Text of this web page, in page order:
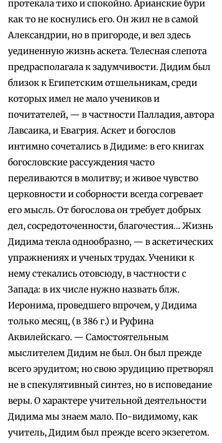
протекала тихо и спокойно. Арианские бури
как то не коснулись его. Он жил не в самой
Александрии, но в пригороде, и вел здесь
уединенную жизнь аскета. Телесная слепота
предрасполагала к задумчивости. Дидим был
близок к Египетским отшельникам, среди
которых имел не мало учеников и
почитателей, — в частности Палладия, автора
Лавсаика, и Евагрия. Аскет и богослов
интимно сочетались в Дидиме: в его книгах
богословские рассуждения часто
переливаются в молитву; и живое чувство
церковности и соборности всегда согревает
его мысль. От богослова он требует добрых
дел, сосредоточенности, благочестия… Жизнь
Дидима текла однообразно, — в аскетических
упражнениях и ученых трудах. Ученики к
нему стекались отовсюду, в частности с
Запада: в их числе нужно назвать блж.
Иеронима, проведшего впрочем, у Дидима
только месяц, (в 386 г.) и Руфина
Аквилейскаго. — Самостоятельным
мыслителем Дидим не был. Он был прежде
всего эрудитом; но свою эрудицию претворял
не в спекулятивный синтез, но в исповедание
веры. О характере учительной деятельности
Дидима мы знаем мало. По-видимому, как
учитель, Дидим был прежде всего экзегетом.